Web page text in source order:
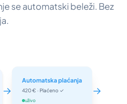
se automatski beleži. Bez
→
Automatska plaćanja
420 € · Plaćeno ✓
uživo
→